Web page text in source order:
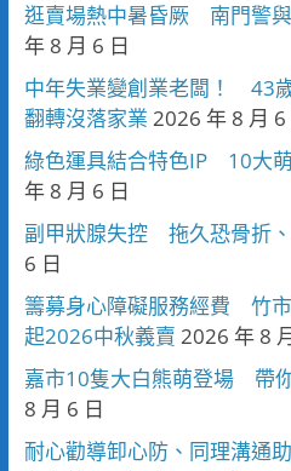
逛賣場熱中暑昏厥 南門警
年 8 月 6 日
中年失業變創業老闆！ 43
翻轉沒落家業 2026 年 8 月 6
綠色運具結合特色IP 10大
年 8 月 6 日
副甲狀腺失控 拖久恐骨折
6 日
籌募身心障礙服務經費 竹
起2026中秋義賣 2026 年 8
嘉市10隻大白熊萌登場 帶
8 月 6 日
耐心勸導卸心防、同理溝通